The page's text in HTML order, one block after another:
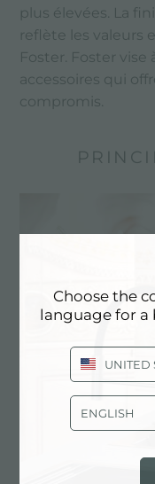
plus élevées. La
reflète les valeurs
Foster. Foster
accessoires qui
compromis.
distinctifs
Choose the
language for a
UNITED
ENGLISH